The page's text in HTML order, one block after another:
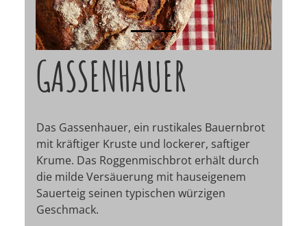
GASSENHAUER
Das Gassenhauer, ein rustikales Bauernbrot
mit kräftiger Kruste und lockerer, saftiger
Krume. Das Roggenmischbrot erhält durch
die milde Versäuerung mit hauseigenem
Sauerteig seinen typischen würzigen
Geschmack.